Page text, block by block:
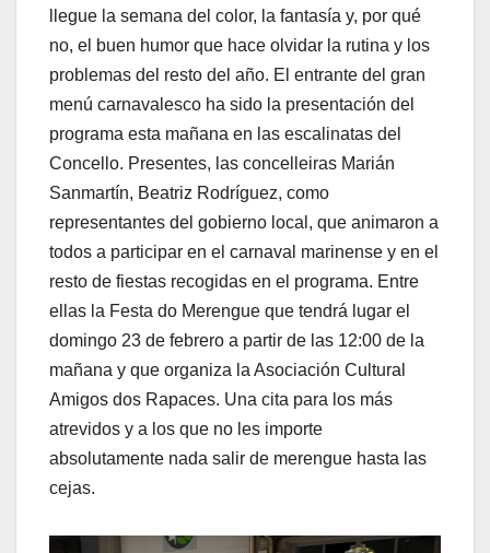
llegue la semana del color, la fantasía y, por qué
no, el buen humor que hace olvidar la rutina y los
problemas del resto del año. El entrante del gran
menú carnavalesco ha sido la presentación del
programa esta mañana en las escalinatas del
Concello. Presentes, las concelleiras Marián
Sanmartín, Beatriz Rodríguez, como
representantes del gobierno local, que animaron a
todos a participar en el carnaval marinense y en el
resto de fiestas recogidas en el programa. Entre
ellas la Festa do Merengue que tendrá lugar el
domingo 23 de febrero a partir de las 12:00 de la
mañana y que organiza la Asociación Cultural
Amigos dos Rapaces. Una cita para los más
atrevidos y a los que no les importe
absolutamente nada salir de merengue hasta las
cejas.